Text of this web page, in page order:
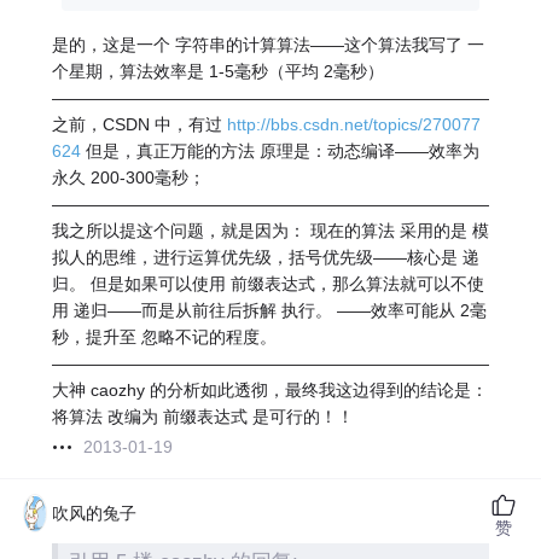
是的，这是一个 字符串的计算算法——这个算法我写了 一
个星期，算法效率是 1-5毫秒（平均 2毫秒）
之前，CSDN 中，有过 http://bbs.csdn.net/topics/270077
624 但是，真正万能的方法 原理是：动态编译——效率为
永久 200-300毫秒；
我之所以提这个问题，就是因为： 现在的算法 采用的是 模
拟人的思维，进行运算优先级，括号优先级——核心是 递
归。 但是如果可以使用 前缀表达式，那么算法就可以不使
用 递归——而是从前往后拆解 执行。 ——效率可能从 2毫
秒，提升至 忽略不记的程度。
大神 caozhy 的分析如此透彻，最终我这边得到的结论是：
将算法 改编为 前缀表达式 是可行的！！
2013-01-19
吹风的兔子
赞